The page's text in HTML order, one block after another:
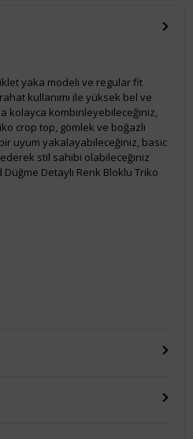
yaka modeli ve regular fit
kullanımı ile yüksek bel ve
kolayca kombinleyebileceğiniz,
crop top, gömlek ve boğazlı
uyum yakalayabileceğiniz, basic
stil sahibi olabileceğiniz
Detaylı Renk Bloklu Triko